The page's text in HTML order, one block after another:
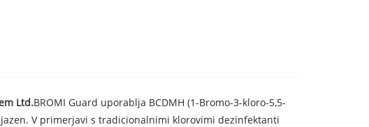
Ltd.BROMI Guard uporablja BCDMH (1-Bromo-3-kloro-5,5-
V primerjavi s tradicionalnimi klorovimi dezinfektanti